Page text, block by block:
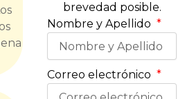
brevedad posible.
Nombre y Apellido
Correo electrónico